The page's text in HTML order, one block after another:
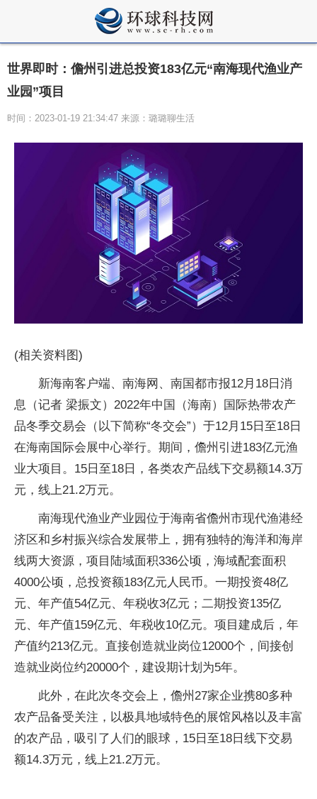
世界即时：儋州引进总投资183亿元“南海现代渔业产
业园”项目
时间：2023-01-19 21:34:47 来源：璐璐聊生活
(相关资料图)
新海南客户端、南海网、南国都市报12月18日消
息（记者 梁振文）2022年中国（海南）国际热带农产
品冬季交易会（以下简称“冬交会”）于12月15日至18日
在海南国际会展中心举行。期间，儋州引进183亿元渔
业大项目。15日至18日，各类农产品线下交易额14.3万
元，线上21.2万元。
南海现代渔业产业园位于海南省儋州市现代渔港经
济区和乡村振兴综合发展带上，拥有独特的海洋和海岸
线两大资源，项目陆域面积336公顷，海域配套面积
4000公顷，总投资额183亿元人民币。一期投资48亿
元、年产值54亿元、年税收3亿元；二期投资135亿
元、年产值159亿元、年税收10亿元。项目建成后，年
产值约213亿元。直接创造就业岗位12000个，间接创
造就业岗位约20000个，建设期计划为5年。
此外，在此次冬交会上，儋州27家企业携80多种
农产品备受关注，以极具地域特色的展馆风格以及丰富
的农产品，吸引了人们的眼球，15日至18日线下交易
额14.3万元，线上21.2万元。